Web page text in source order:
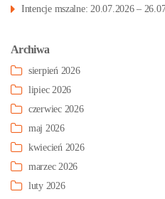
Intencje mszalne: 20.07.2026 –
Archiwa
sierpień 2026
lipiec 2026
czerwiec 2026
maj 2026
kwiecień 2026
marzec 2026
luty 2026